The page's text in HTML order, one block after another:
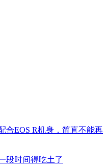
合EOS R机身，简直不能再
段时间得吃土了